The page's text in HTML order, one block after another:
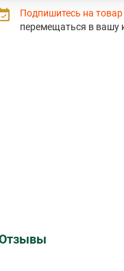
Подпишитесь на товар
перемещаться в вашу